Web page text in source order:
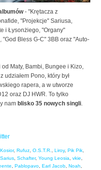
- "Krętacza z
"Projekcje" Sariusa,
i Łysonżiego, "Organy"
Bless G-C" 3BB oraz "Auto-
Maty, Bambi, Bungee i Kizo,
udziałem Pono, który był
rapera, a w utworze
oraz DJ HWR. To tylko
nam blisko 35 nowych singli.
Kosior, Rufuz, O.S.T.R., Liroy, Pik Pik,
Sarius, Schafter, Young Leosia, vkie,
, Pablopavo, Earl Jacob, Noah,